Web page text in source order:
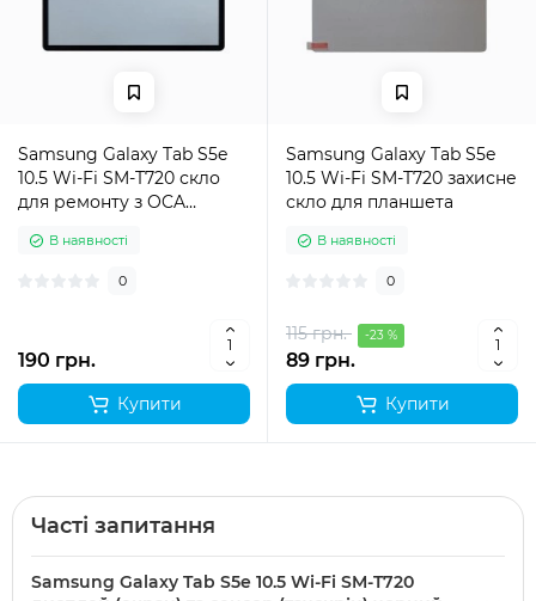
Samsung Galaxy Tab S5e
10.5 Wi-Fi SM-T720 скло
для ремонту з OCA
В наявності
0
190 грн.
Купити
Samsung Galaxy Tab S5e
10.5 Wi-Fi SM-T720 захисне
скло для планшета
В наявності
0
115 грн. -23 %
89 грн.
Купити
Часті запитання
Samsung Galaxy Tab S5e 10.5 Wi-Fi SM-T720